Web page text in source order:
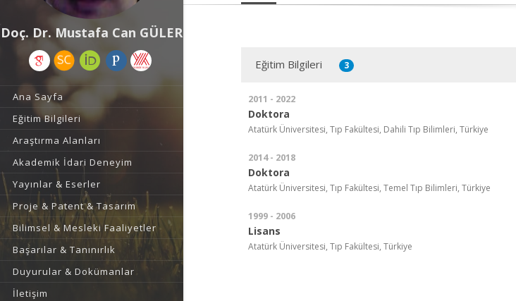
Doç. Dr. Mustafa Can GÜLER
Ana Sayfa
Eğitim Bilgileri
Araştırma Alanları
Akademik İdari Deneyim
Yayınlar & Eserler
Proje & Patent & Tasarım
Bilimsel & Mesleki Faaliyetler
Başarılar & Tanınırlık
Duyurular & Dokümanlar
İletişim
Eğitim Bilgileri 3
2011 - 2022
Doktora
Atatürk Üniversitesi, Tıp Fakültesi, Dahili Tıp Bilimleri, Türkiye
2014 - 2018
Doktora
Atatürk Üniversitesi, Tıp Fakültesi, Temel Tıp Bilimleri, Türkiye
1999 - 2006
Lisans
Atatürk Üniversitesi, Tıp Fakültesi, Türkiye